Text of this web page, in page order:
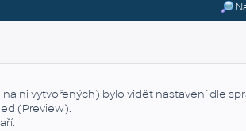
ni vytvořených) bylo vidět nastavení dle
(Preview).